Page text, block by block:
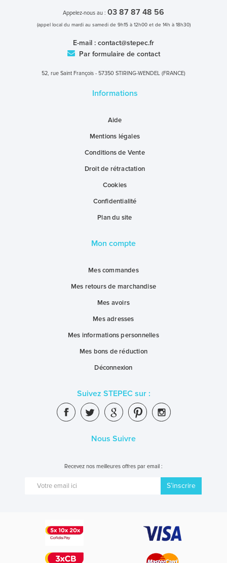
Appelez-nous au : 03 87 87 48 56
(appel local du mardi au samedi de 9h15 à 12h00 et de 14h à 18h30)
E-mail : contact@stepec.fr
Par formulaire de contact
52, rue Saint François - 57350 STIRING-WENDEL (FRANCE)
Informations
Aide
Mentions légales
Conditions de Vente
Droit de rétractation
Cookies
Confidentialité
Plan du site
Mon compte
Mes commandes
Mes retours de marchandise
Mes avoirs
Mes adresses
Mes informations personnelles
Mes bons de réduction
Déconnexion
Suivez STEPEC sur :
Nous Suivre
Recevez nos meilleures offres par email :
S’inscrire